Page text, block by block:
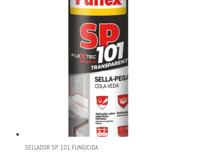
SELLADOR SP 101 FUNGICIDA